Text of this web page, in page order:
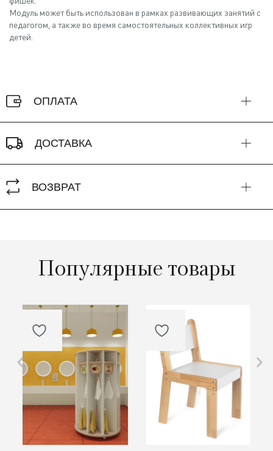
Модуль может быть использован в рамках развивающих занятий с
педагогом, а также во время самостоятельных коллективных игр
детей.
ОПЛАТА
ДОСТАВКА
ВОЗВРАТ
Популярные товары